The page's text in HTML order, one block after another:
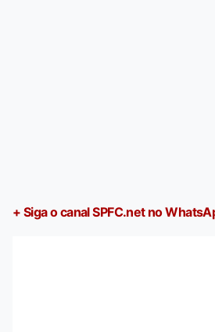
+ Siga o canal SPFC.net no